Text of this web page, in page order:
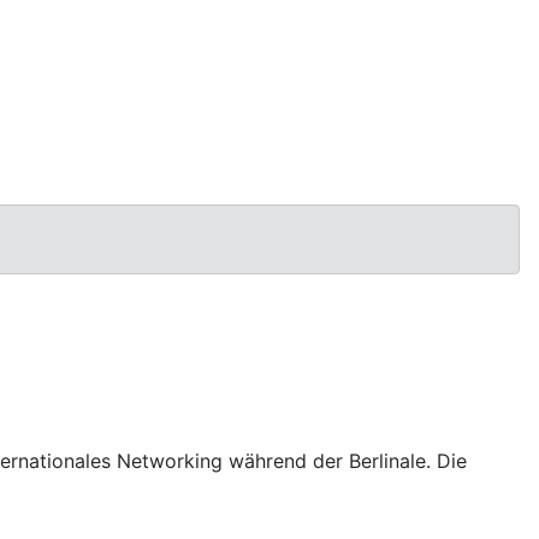
Networking während der Berlinale. Die